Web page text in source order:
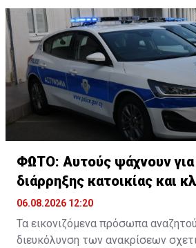
ΦΩΤΟ: Αυτούς ψάχνουν
διάρρηξης κατοικίας και
Λεμεσό
06.08.2026 12:20
Τα εικονιζόμενα πρόσωπα
διευκόλυνση των ανακρίσεων